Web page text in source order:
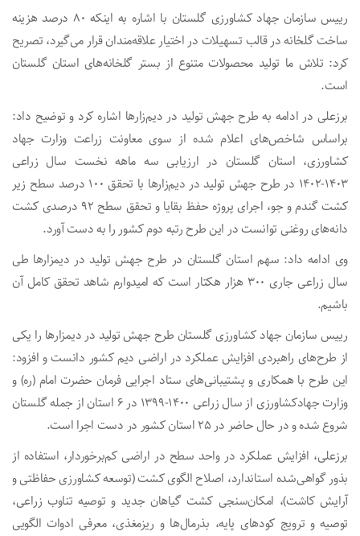
رییس سازمان جهاد کشاورزی گلستان با اشاره به اینکه ۸۰ درصد هزینه
ساخت گلخانه در قالب تسهیلات در اختیار علاقه‌مندان قرار می‌گیرد، تصریح
کرد: تلاش ما تولید محصولات متنوع از بستر گلخانه‌های استان گلستان
است.
برزعلی در ادامه به طرح جهش تولید در دیم‌زار‌ها اشاره کرد و توضیح داد:
براساس شاخص‌های اعلام شده از سوی معاونت زراعت وزارت جهاد
کشاورزی، استان گلستان در ارزیابی سه ماهه نخست سال زراعی
۱۴۰۳-۱۴۰۲ در طرح جهش تولید در دیم‌زار‌ها با تحقق ۱۰۰ درصد سطح زیر
کشت گندم و جو، اجرای پروژه حفظ بقایا و تحقق سطح ۹۲ درصدی کشت
دانه‌های روغنی توانست در این طرح رتبه دوم کشور را به دست آورد.
وی ادامه داد: سهم استان گلستان در طرح جهش تولید در دیمزار‌ها طی
سال زراعی جاری ۳۰۰ هزار هکتار است که امیدوارم شاهد تحقق کامل آن
باشیم.
رییس سازمان جهاد کشاورزی گلستان طرح جهش تولید در دیمزار‌ها را یکی
از طرح‌های راهبردی افزایش عملکرد در اراضی دیم کشور دانست و افزود:
این طرح با همکاری و پشتیبانی‌های ستاد اجرایی فرمان حضرت امام (ره) و
وزارت جهادکشاورزی از سال زراعی ۱۴۰۰-۱۳۹۹ در ۶ استان از جمله گلستان
شروع شده و در حال حاضر در ۲۵ استان کشور در دست اجرا است.
برزعلی، افزایش عملکرد در واحد سطح در اراضی کم‌برخوردار، استفاده از
بذور گواهی‌شده استاندارد، اصلاح الگوی کشت (توسعه کشاورزی حفاظتی و
آرایش کاشت)، امکان‌سنجی کشت گیاهان جدید و توصیه تناوب زراعی،
توصیه و ترویج کود‌های پایه، بذرمال‌ها و ریزمغذی، معرفی ادوات الگویی